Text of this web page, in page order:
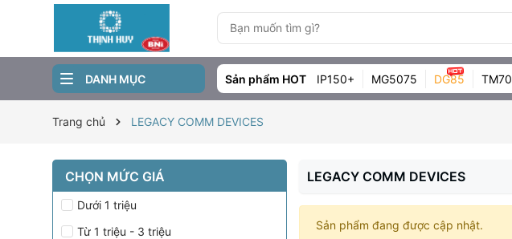
DANH MỤC Sản phẩm HOT IP150+ MG5075 DG85 TM70
Trang chủ LEGACY COMM DEVICES
CHỌN MỨC GIÁ
Dưới 1 triệu
Từ 1 triệu - 3 triệu
LEGACY COMM DEVICES
Sản phẩm đang được cập nhật.